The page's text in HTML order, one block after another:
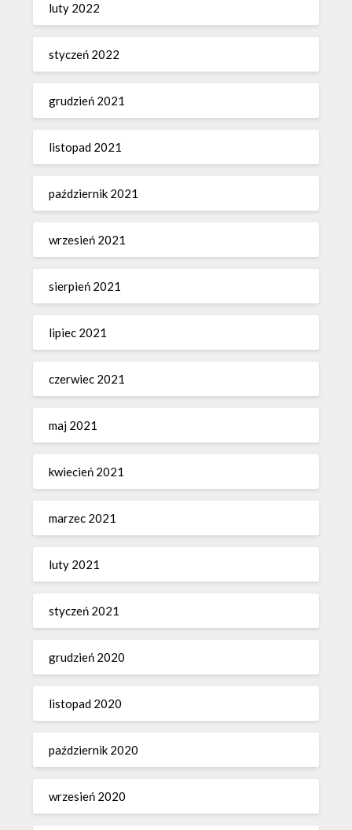
luty 2022
styczeń 2022
grudzień 2021
listopad 2021
październik 2021
wrzesień 2021
sierpień 2021
lipiec 2021
czerwiec 2021
maj 2021
kwiecień 2021
marzec 2021
luty 2021
styczeń 2021
grudzień 2020
listopad 2020
październik 2020
wrzesień 2020